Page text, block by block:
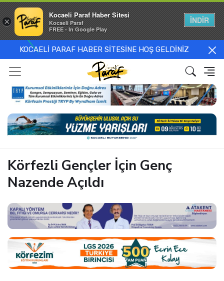
KOCAELİ PARAF HABER SİTESİNE HOŞ GELDİNİZ
Körfezli Gençler İçin Genç
Nazende Açıldı
×
Kocaeli Paraf Haber Sitesi
Kocaeli Paraf
FREE - In Google Play
İNDİR